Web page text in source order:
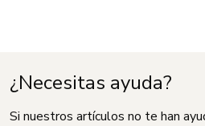
¿Necesitas ayuda?
Si nuestros artículos no te han